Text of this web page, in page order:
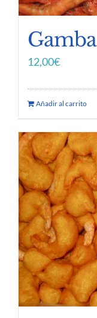
Gamba
12,00€
Añadir al carrito